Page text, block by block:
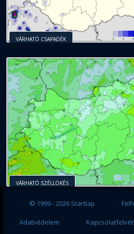
VÁRHATÓ CSAPADÉK
VÁRHATÓ SZÉLLÖKÉS
© 1999 - 2026 Startlap
Adatvédelem